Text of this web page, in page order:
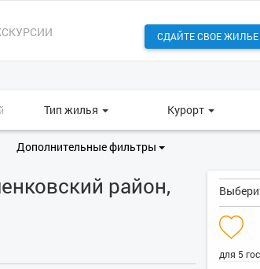
СДАЙТЕ СВОЕ ЖИЛЬЕ
Тип жилья Курорт
Дополнительные фильтры
район,
для 5